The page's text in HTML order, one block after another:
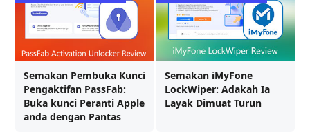
Semakan Pembuka Kunci
Pengaktifan PassFab:
Buka kunci Peranti Apple
anda dengan Pantas
Semakan iMyFone
LockWiper: Adakah Ia
Layak Dimuat Turun